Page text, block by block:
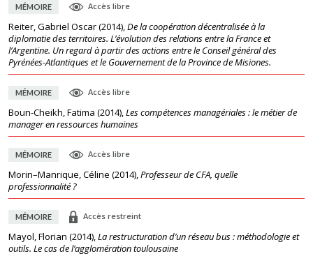
MÉMOIRE Accès libre
Reiter, Gabriel Oscar(2014),De la coopération décentralisée à la
diplomatie des territoires. L’évolution des relations entre la France et
l’Argentine. Un regard à partir des actions entre le Conseil général des
Pyrénées-Atlantiques et le Gouvernement de la Province de Misiones.
MÉMOIRE Accès libre
Boun-Cheikh, Fatima (2014),Les compétences managériales : le métier de
manager en ressources humaines
MÉMOIRE Accès libre
Morin–Manrique, Céline (2014),Professeur de CFA, quelle
professionnalité ?
MÉMOIRE Accès restreint
Mayol, Florian (2014),La restructuration d’un réseau bus : méthodologie et
outils. Le cas de l’agglomération toulousaine